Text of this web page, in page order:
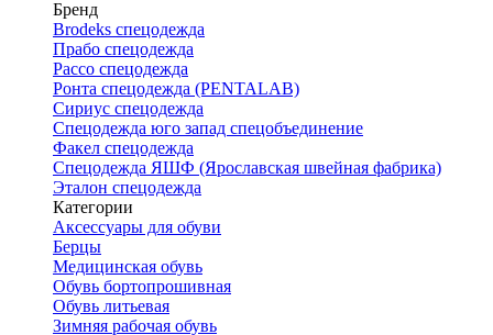
Бренд
Brodeks спецодежда
Прабо спецодежда
Рассо спецодежда
Ронта спецодежда (PENTALAB)
Сириус спецодежда
Спецодежда юго запад спецобъединение
Факел спецодежда
Спецодежда ЯШФ (Ярославская швейная фабрика)
Эталон спецодежда
Категории
Аксессуары для обуви
Берцы
Медицинская обувь
Обувь бортопрошивная
Обувь литьевая
Зимняя рабочая обувь